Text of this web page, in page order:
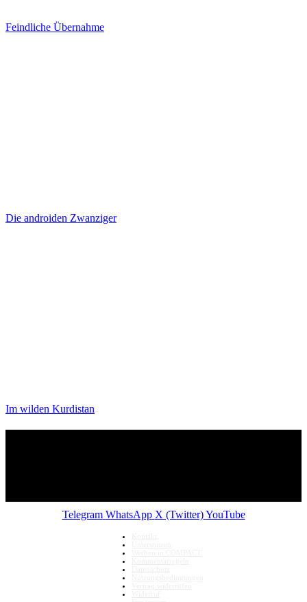
Feindliche Übernahme
Die androiden Zwanziger
Im wilden Kurdistan
Telegram WhatsApp X (Twitter) YouTube